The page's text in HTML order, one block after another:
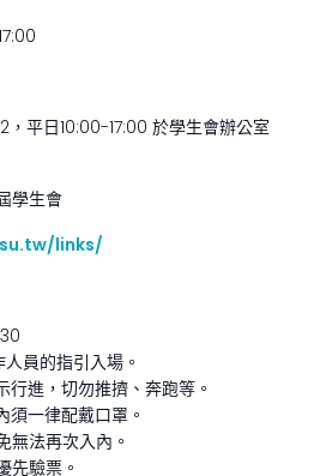
，平日10:00-17:00 於學生會辦公室
學生會
links/
員的指引入場。
行進，切勿推擠、奔跑等。
須一律配戴口罩。
無法再次入內。
先驗票。